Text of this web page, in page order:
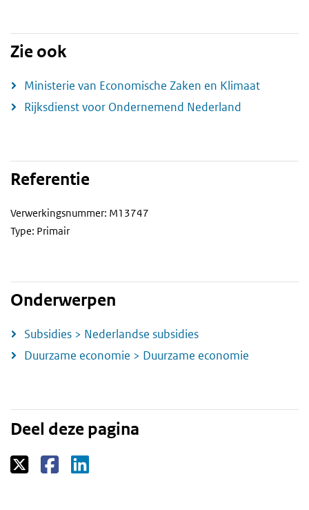
Zie ook
Ministerie van Economische Zaken en Klimaat
Rijksdienst voor Ondernemend Nederland
Referentie
Verwerkingsnummer: M13747
Type: Primair
Onderwerpen
Subsidies > Nederlandse subsidies
Duurzame economie > Duurzame economie
Deel deze pagina